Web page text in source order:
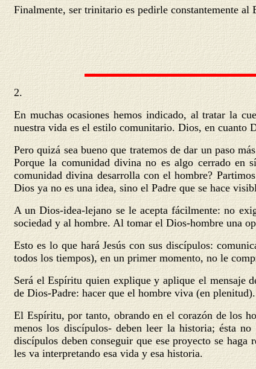
Finalmente, ser trinitario es pedirle constantemente al
2.
En muchas ocasiones hemos indicado, al tratar la
nuestra vida es el estilo comunitario. Dios, en cuanto
Pero quizá sea bueno que tratemos de dar un paso
Porque la comunidad divina no es algo cerrado en
comunidad divina desarrolla con el hombre?
Dios ya no es una idea, sino el Padre que se hace
A un Dios-idea-lejano se le acepta fácilmente: no
sociedad y al hombre. Al tomar el Dios-hombre una
Esto es lo que hará Jesús con sus discípulos:
todos los tiempos), en un primer momento, no le
Será el Espíritu quien explique y aplique el mensaje
de Dios-Padre: hacer que el hombre viva (en plenitud).
El Espíritu, por tanto, obrando en el corazón de los
menos los discípulos- deben leer la historia; ésta
discípulos deben conseguir que ese proyecto se
les va interpretando esa vida y esa historia.